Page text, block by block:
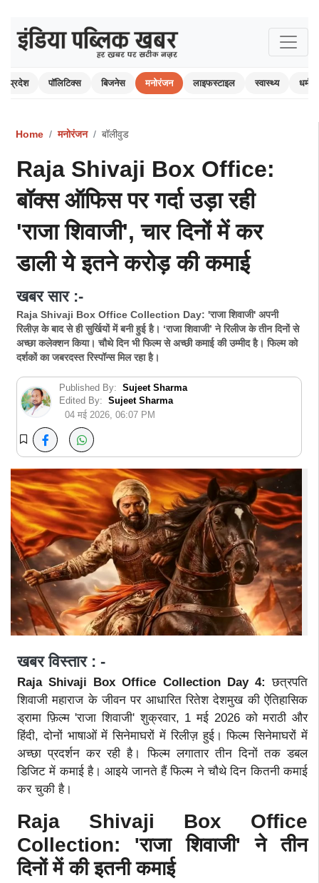
प्रदेश पॉलिटिक्स बिजनेस मनोरंजन लाइफस्टाइल स्वास्थ्य धर्म-
Home मनोरंजन बॉलीवुड
Raja Shivaji Box Office:
बॉक्स ऑफिस पर गर्दा उड़ा रही
'राजा शिवाजी', चार दिनों में कर
डाली ये इतने करोड़ की कमाई
खबर सार :-
Raja Shivaji Box Office Collection Day: 'राजा शिवाजी' अपनी
रिलीज़ के बाद से ही सुर्खियों में बनी हुई है। ‘राजा शिवाजी’ ने रिलीज के तीन दिनों से
अच्छा कलेक्शन किया। चौथे दिन भी फिल्म से अच्छी कमाई की उम्मीद है। फिल्म को
दर्शकों का जबरदस्त रिस्पॉन्स मिल रहा है।
Published By: Sujeet Sharma
Edited By: Sujeet Sharma
04 मई 2026, 06:07 PM
खबर विस्तार : -
Raja Shivaji Box Office Collection Day 4: छत्रपति
शिवाजी महाराज के जीवन पर आधारित रितेश देशमुख की ऐतिहासिक
ड्रामा फ़िल्म 'राजा शिवाजी' शुक्रवार, 1 मई 2026 को मराठी और
हिंदी, दोनों भाषाओं में सिनेमाघरों में रिलीज़ हुई। फिल्म सिनेमाघरों में
अच्छा प्रदर्शन कर रही है। फिल्म लगातार तीन दिनों तक डबल
डिजिट में कमाई है। आइये जानते हैं फिल्म ने चौथे दिन कितनी कमाई
कर चुकी है।
Raja Shivaji Box Office
Collection: 'राजा शिवाजी' ने तीन
दिनों में की इतनी कमाई